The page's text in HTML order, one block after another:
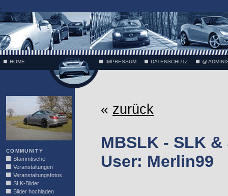
;
HOME IMPRESSUM DATENSCHUTZ @
COMMUNITY
Stammtische
Veranstaltungen
Veranstaltungsfotos
SLK-Bilder
Bilder hochladen
« zurück
MBSLK - SLK
User: Merlin99